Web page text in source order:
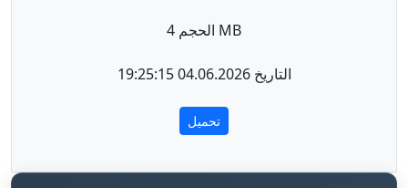
الحجم 4 MB
التاريخ 04.06.2026 19:25:15
تحميل